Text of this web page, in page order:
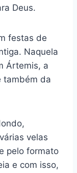
Deus.
festas de
Naquela
Ártemis, a
também da
velas
pelo formato
e com isso,